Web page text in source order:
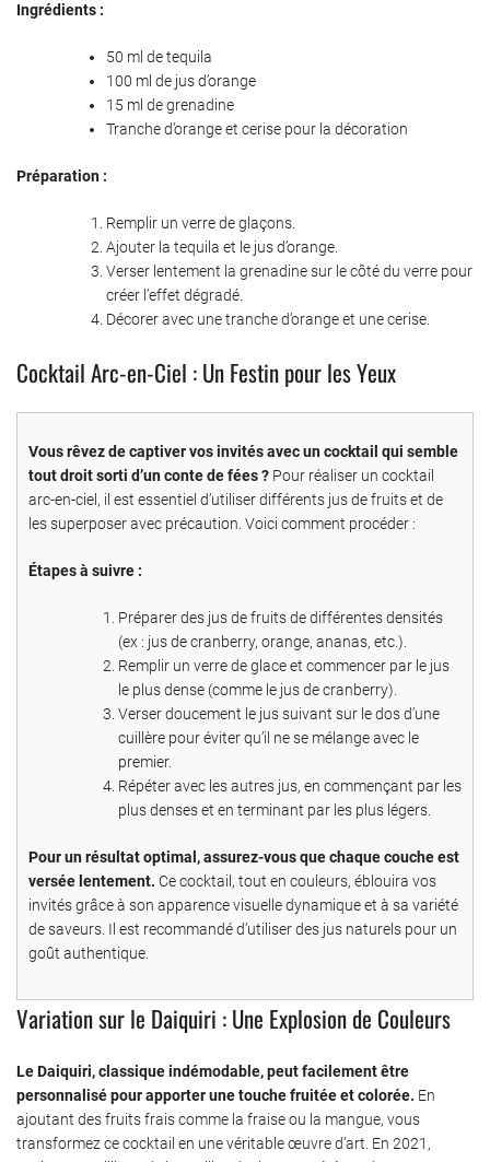
Ingrédients :
50 ml de tequila
100 ml de jus d’orange
15 ml de grenadine
Tranche d’orange et cerise pour la décoration
Préparation :
Remplir un verre de glaçons.
Ajouter la tequila et le jus d’orange.
Verser lentement la grenadine sur le côté du verre pour
créer l’effet dégradé.
Décorer avec une tranche d’orange et une cerise.
Cocktail Arc-en-Ciel : Un Festin pour les Yeux
Vous rêvez de captiver vos invités avec un cocktail qui semble
tout droit sorti d’un conte de fées ? Pour réaliser un cocktail
arc-en-ciel, il est essentiel d’utiliser différents jus de fruits et de
les superposer avec précaution. Voici comment procéder :
Étapes à suivre :
Préparer des jus de fruits de différentes densités
(ex : jus de cranberry, orange, ananas, etc.).
Remplir un verre de glace et commencer par le jus
le plus dense (comme le jus de cranberry).
Verser doucement le jus suivant sur le dos d’une
cuillère pour éviter qu’il ne se mélange avec le
premier.
Répéter avec les autres jus, en commençant par les
plus denses et en terminant par les plus légers.
Pour un résultat optimal, assurez-vous que chaque couche est
versée lentement. Ce cocktail, tout en couleurs, éblouira vos
invités grâce à son apparence visuelle dynamique et à sa variété
de saveurs. Il est recommandé d’utiliser des jus naturels pour un
goût authentique.
Variation sur le Daiquiri : Une Explosion de Couleurs
Le Daiquiri, classique indémodable, peut facilement être
personnalisé pour apporter une touche fruitée et colorée. En
ajoutant des fruits frais comme la fraise ou la mangue, vous
transformez ce cocktail en une véritable œuvre d’art. En 2021,